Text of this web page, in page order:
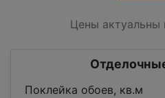
Цены актуальны
Поклейка обоев, кв.м